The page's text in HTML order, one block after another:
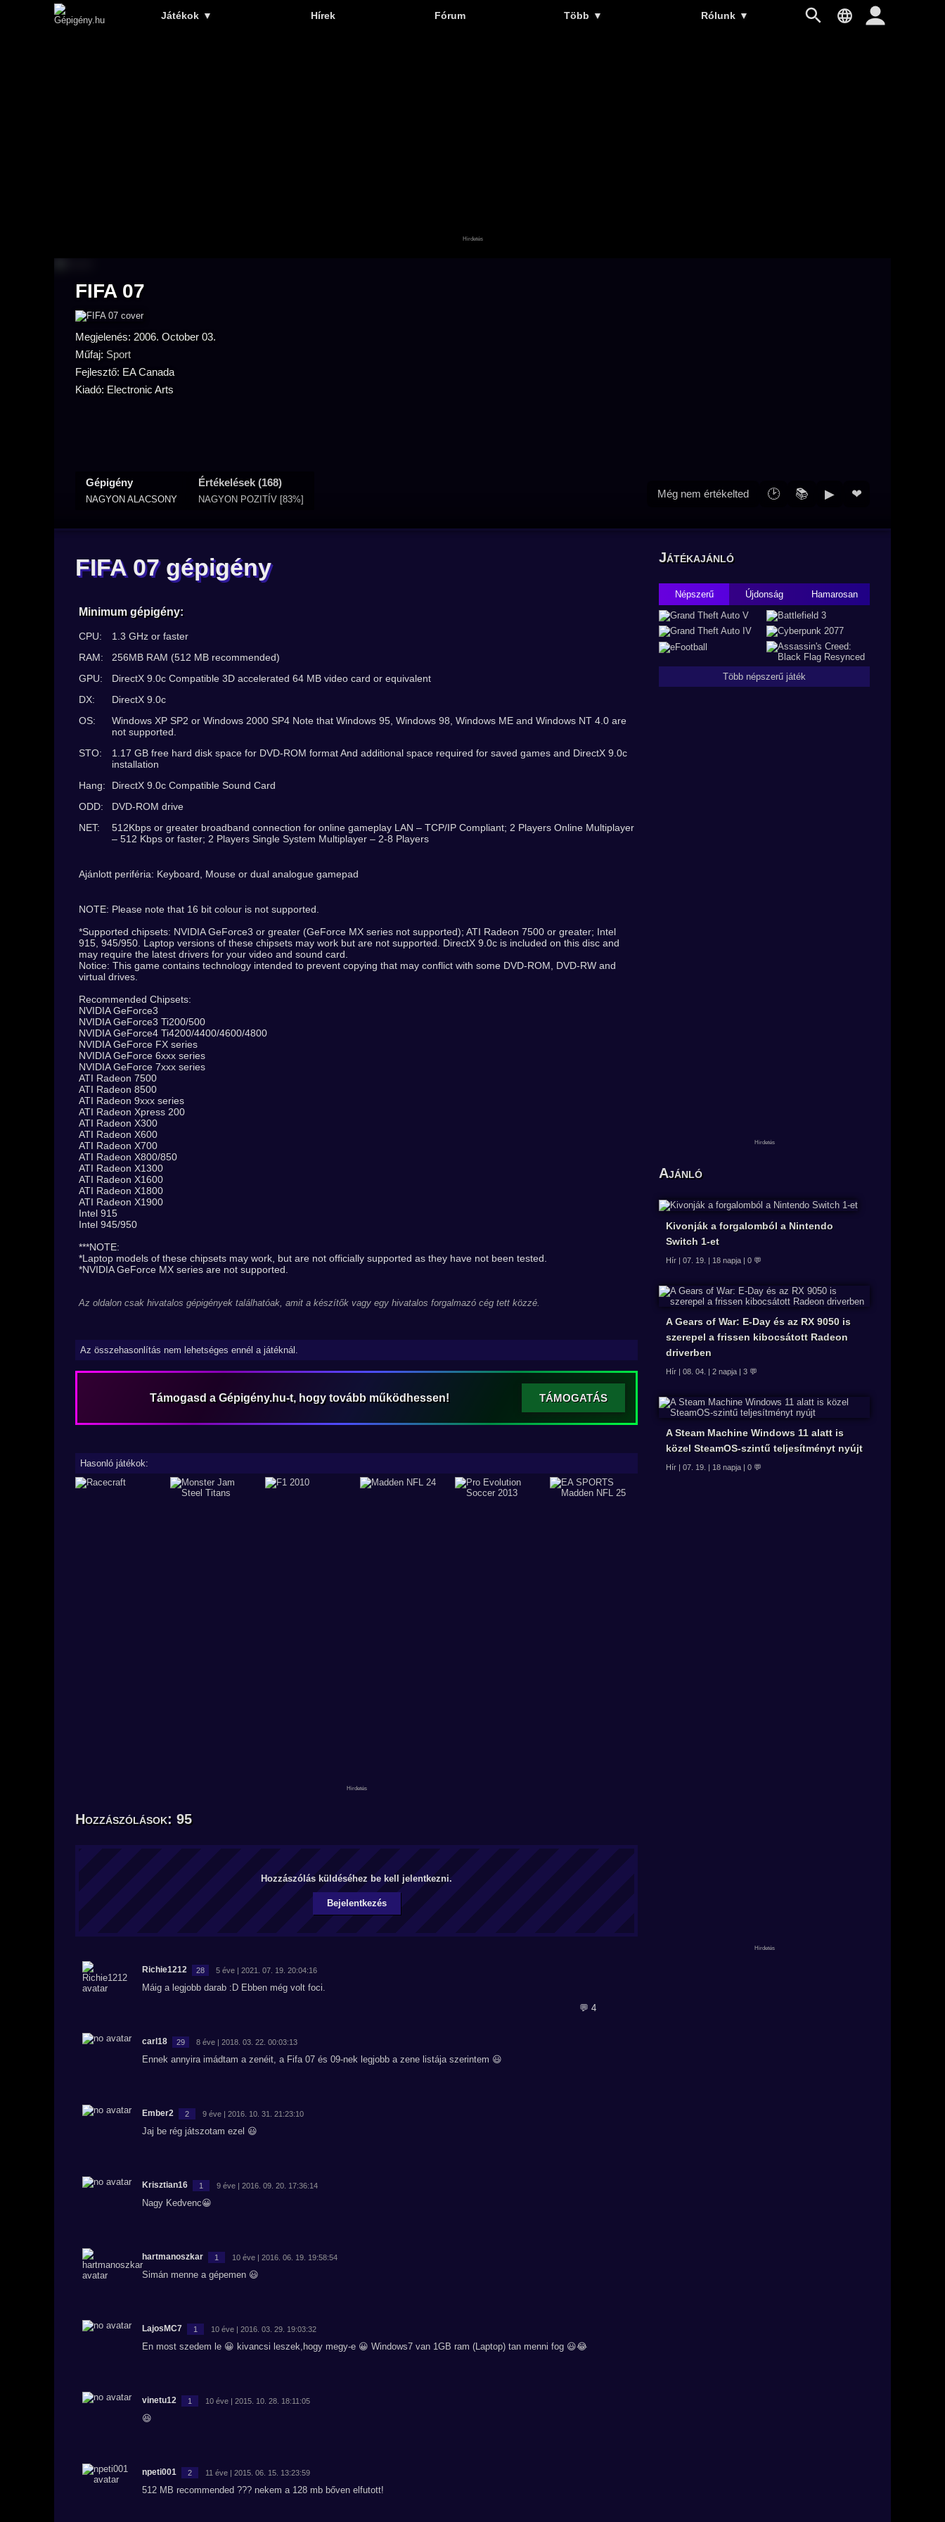
Játékok ▼ Hírek Fórum Több ▼ Rólunk ▼
FIFA 07
Megjelenés: 2006. October 03.
Műfaj: Sport
Fejlesztő: EA Canada
Kiadó: Electronic Arts
Gépigény
NAGYON ALACSONY
Értékelések (168)
NAGYON POZITÍV [83%] Még nem értékelted 🕑 📚 ▶ ❤
FIFA 07 gépigény
Minimum gépigény:
CPU:
1.3 GHz or faster
RAM:
256MB RAM (512 MB recommended)
GPU:
DirectX 9.0c Compatible 3D accelerated 64 MB video card or equivalent
DX:
DirectX 9.0c
OS:
Windows XP SP2 or Windows 2000 SP4 Note that Windows 95, Windows 98, Windows ME and Windows NT 4.0 are
not supported.
STO:
1.17 GB free hard disk space for DVD-ROM format And additional space required for saved games and DirectX 9.0c
installation
Hang:
DirectX 9.0c Compatible Sound Card
ODD:
DVD-ROM drive
NET:
512Kbps or greater broadband connection for online gameplay LAN – TCP/IP Compliant; 2 Players Online Multiplayer
– 512 Kbps or faster; 2 Players Single System Multiplayer – 2-8 Players
Ajánlott periféria: Keyboard, Mouse or dual analogue gamepad
NOTE: Please note that 16 bit colour is not supported.
*Supported chipsets: NVIDIA GeForce3 or greater (GeForce MX series not supported); ATI Radeon 7500 or greater; Intel
915, 945/950. Laptop versions of these chipsets may work but are not supported. DirectX 9.0c is included on this disc and
may require the latest drivers for your video and sound card.
Notice: This game contains technology intended to prevent copying that may conflict with some DVD-ROM, DVD-RW and
virtual drives.
Recommended Chipsets:
NVIDIA GeForce3
NVIDIA GeForce3 Ti200/500
NVIDIA GeForce4 Ti4200/4400/4600/4800
NVIDIA GeForce FX series
NVIDIA GeForce 6xxx series
NVIDIA GeForce 7xxx series
ATI Radeon 7500
ATI Radeon 8500
ATI Radeon 9xxx series
ATI Radeon Xpress 200
ATI Radeon X300
ATI Radeon X600
ATI Radeon X700
ATI Radeon X800/850
ATI Radeon X1300
ATI Radeon X1600
ATI Radeon X1800
ATI Radeon X1900
Intel 915
Intel 945/950
***NOTE:
*Laptop models of these chipsets may work, but are not officially supported as they have not been tested.
*NVIDIA GeForce MX series are not supported.
Az oldalon csak hivatalos gépigények találhatóak, amit a készítők vagy egy hivatalos forgalmazó cég tett közzé.
Az összehasonlítás nem lehetséges ennél a játéknál.
Támogasd a Gépigény.hu-t, hogy tovább működhessen! TÁMOGATÁS
Hasonló játékok:
Hozzászólások: 95
Hozzászólás küldéséhez be kell jelentkezni.
Bejelentkezés
Richie1212 28 5 éve | 2021. 07. 19. 20:04:16
Máig a legjobb darab :D Ebben még volt foci.
💬 4
carl18 29 8 éve | 2018. 03. 22. 00:03:13
Ennek annyira imádtam a zenéit, a Fifa 07 és 09-nek legjobb a zene listája szerintem 😃
Ember2 2 9 éve | 2016. 10. 31. 21:23:10
Jaj be rég játszotam ezel 😃
Krisztian16 1 9 éve | 2016. 09. 20. 17:36:14
Nagy Kedvenc😀
hartmanoszkar 1 10 éve | 2016. 06. 19. 19:58:54
Simán menne a gépemen 😃
LajosMC7 1 10 éve | 2016. 03. 29. 19:03:32
En most szedem le 😀 kivancsi leszek,hogy megy-e 😀 Windows7 van 1GB ram (Laptop) tan menni fog 😃😂
vinetu12 1 10 éve | 2015. 10. 28. 18:11:05
😆
npeti001 2 11 éve | 2015. 06. 15. 13:23:59
512 MB recommended ??? nekem a 128 mb bőven elfutott!
Játékajánló
Népszerű Újdonság Hamarosan
Több népszerű játék
Ajánló
Kivonják a forgalomból a Nintendo
Switch 1-et
Hír | 07. 19. | 18 napja | 0 💬
A Gears of War: E-Day és az RX 9050 is
szerepel a frissen kibocsátott Radeon
driverben
Hír | 08. 04. | 2 napja | 3 💬
A Steam Machine Windows 11 alatt is
közel SteamOS-szintű teljesítményt nyújt
Hír | 07. 19. | 18 napja | 0 💬